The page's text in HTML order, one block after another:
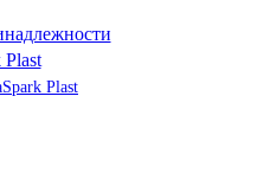
Plast
Spark Plast